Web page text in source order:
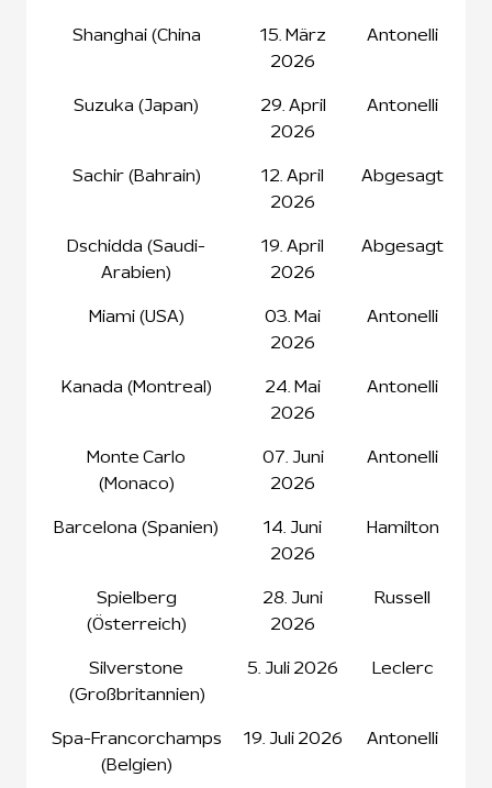
Shanghai (China
15. März
2026
Antonelli
Suzuka (Japan)
29. April
2026
Antonelli
Sachir (Bahrain)
12. April
2026
Abgesagt
Dschidda (Saudi-
Arabien)
19. April
2026
Abgesagt
Miami (USA)
03. Mai
2026
Antonelli
Kanada (Montreal)
24. Mai
2026
Antonelli
Monte Carlo
(Monaco)
07. Juni
2026
Antonelli
Barcelona (Spanien)
14. Juni
2026
Hamilton
Spielberg
(Österreich)
28. Juni
2026
Russell
Silverstone
(Großbritannien)
5. Juli 2026 Leclerc
Spa-Francorchamps
(Belgien)
19. Juli 2026 Antonelli